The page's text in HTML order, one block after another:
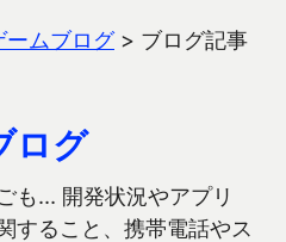
ムブログ> ブログ記事
ログ
も… 開発状況やアプリ
すること、携帯電話やス